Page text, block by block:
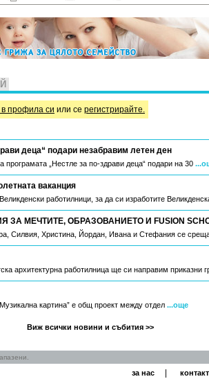
в профила си или се регистрирайте.
деца“ подари незабравим летен ден
програмата „Нестле за по-здрави деца“ подари на 30
ваканция
работилници, за да си изработите
МЕЧТИТЕ, ОБРАЗОВАНИЕТО И FUSION
Силвия, Христина, Йордан, Ивана и Стефания се
архитектурна работилница ще си направим приказни
картина” е общ проект между отдел ...още
Виж всички новини и събития >>
за нас